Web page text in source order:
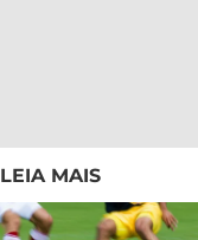
LEIA MAIS